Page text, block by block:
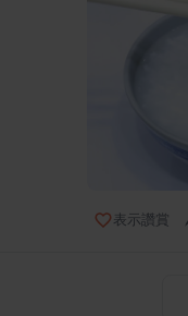
表示讚賞